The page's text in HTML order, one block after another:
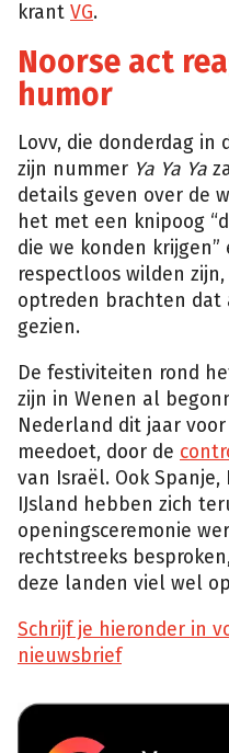
krant VG.
Noorse act
humor
Lovv, die donderdag
zijn nummer Ya Ya Ya
details geven over de
het met een knipoog
die we konden
respectloos wilden
optreden brachten dat
gezien.
De festiviteiten rond
zijn in Wenen al
Nederland dit jaar
meedoet, door de
van Israël. Ook
IJsland hebben zich
openingsceremonie
rechtstreeks
deze landen viel wel
Schrijf je hieronder in
nieuwsbrief